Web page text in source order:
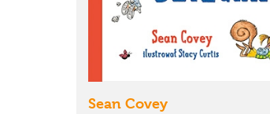
Sean Covey